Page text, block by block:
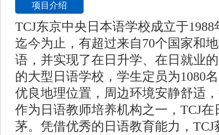
项目介绍
TCJ东京中央日本语学校成立于
迄今为止，有超过来自70个国家和
语，并实现了在日升学、在日就业
的大型日语学校，学生定员为1080
优良地理位置，周边环境安静舒适
作为日语教师培养机构之一，TCJ
茅。凭借优秀的日语教育能力，